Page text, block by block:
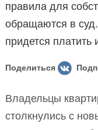
правила для
обращаются в
придется платить
Поделиться
Владельцы
столкнулись с